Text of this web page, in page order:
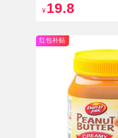
¥ 19.8
红包补贴